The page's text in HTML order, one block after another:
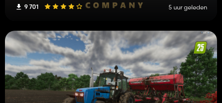
9 701 5 uur geleden